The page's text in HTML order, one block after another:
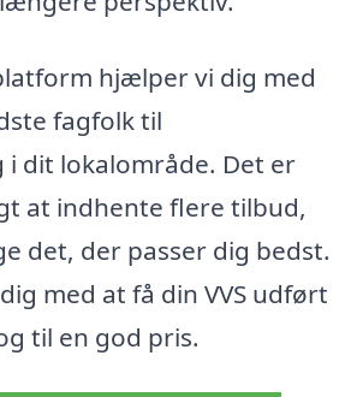
hjælper vi dig med
fagfolk til
dit lokalområde. Det er
at indhente flere tilbud,
det, der passer dig bedst.
med at få din VVS udført
til en god pris.